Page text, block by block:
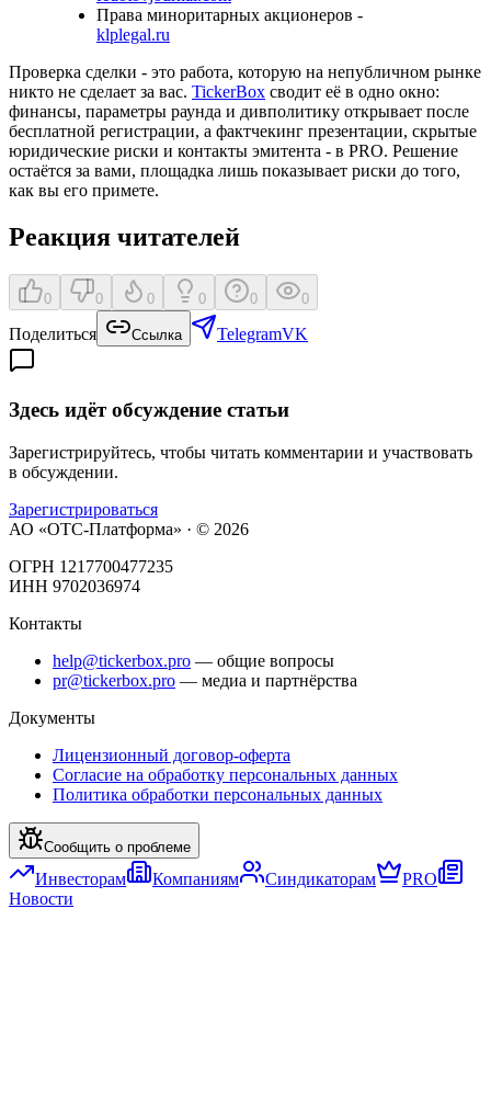
Права миноритарных акционеров -
klplegal.ru
Проверка сделки - это работа, которую на непубличном рынке
никто не сделает за вас. TickerBox сводит её в одно окно:
финансы, параметры раунда и дивполитику открывает после
бесплатной регистрации, а фактчекинг презентации, скрытые
юридические риски и контакты эмитента - в PRO. Решение
остаётся за вами, площадка лишь показывает риски до того,
как вы его примете.
Реакция читателей
0 0 0 0 0 0
Поделиться Ссылка TelegramVK
Здесь идёт обсуждение статьи
Зарегистрируйтесь, чтобы читать комментарии и участвовать
в обсуждении.
Зарегистрироваться
АО «ОТС-Платформа» · © 2026
ОГРН 1217700477235
ИНН 9702036974
Контакты
help@tickerbox.pro — общие вопросы
pr@tickerbox.pro — медиа и партнёрства
Документы
Лицензионный договор-оферта
Согласие на обработку персональных данных
Политика обработки персональных данных
Сообщить о проблеме
Инвесторам Компаниям Синдикаторам
PRO
Новости